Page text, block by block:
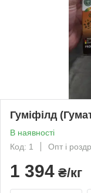
Гуміфілд
В наявності
Код: 1
Опт і
1 394 ₴/кг